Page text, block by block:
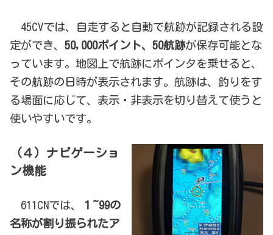
45CVでは、自走すると自動で航跡が記録される設
定ができ、50,000ポイント、50航跡が保存可能とな
っています。地図上で航跡にポインタを乗せると、
その航跡の日時が表示されます。航跡は、釣りをす
る場面に応じて、表示・非表示を切り替えて使うと
使いやすいです。
（４）ナビゲーショ
ン機能
611CNでは、
１~99の
名称が割り振られたア